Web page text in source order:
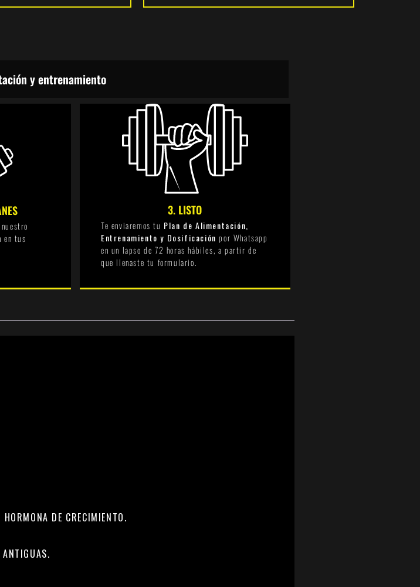
y entrenamiento
en tus
3. LISTO
Te enviaremos tu Plan de Alimentación,
Entrenamiento y Dosificación por Whatsapp
en un lapso de 72 horas hábiles, a partir de
que llenaste tu formulario.
DE CRECIMIENTO.